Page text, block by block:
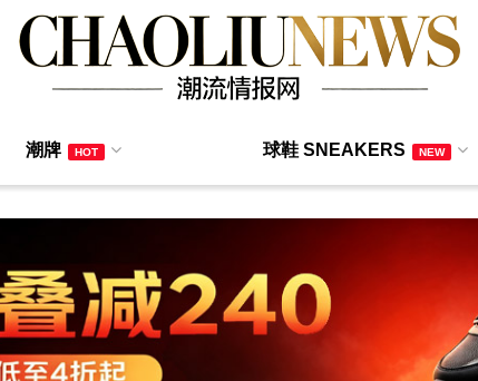
潮牌 HOT 球鞋 SNEAKERS NEW